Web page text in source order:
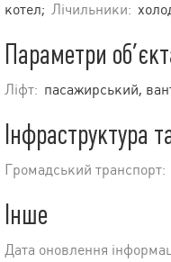
котел; Лічильники:
Параметри
Ліфт: пасажирський,
Інфраструктура
Громадський транспорт:
Інше
Дата оновлення